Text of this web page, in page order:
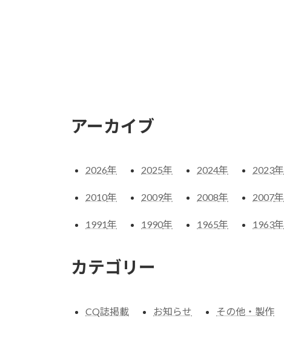
アーカイブ
2026年 2025年 2024年 2023年
2010年 2009年 2008年 2007年
1991年 1990年 1965年 1963年
カテゴリー
CQ誌掲載 お知らせ その他・製作